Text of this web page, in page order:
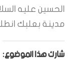
الحسين عليه
مدينة بعلبك
شارك هذا الموضوع: